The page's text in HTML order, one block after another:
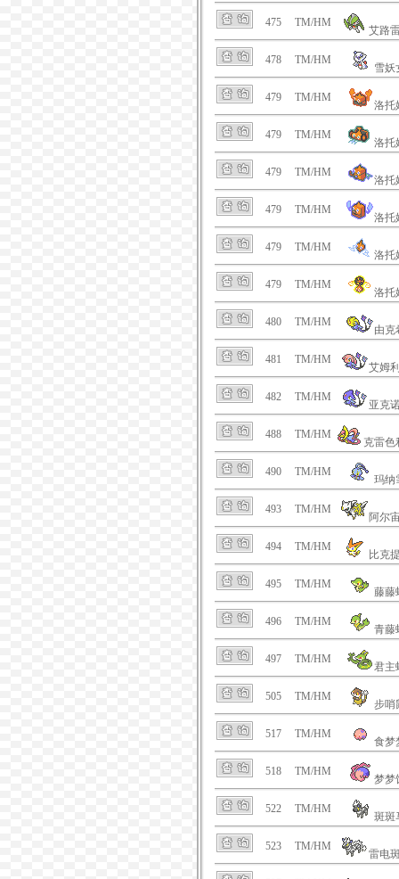
475 TM/HM
艾路
478 TM/HM
雪妖
479 TM/HM
洛托
479 TM/HM
洛托
479 TM/HM
洛托
479 TM/HM
洛托
479 TM/HM
洛托
479 TM/HM
洛托
480 TM/HM
由克
481 TM/HM
艾姆
482 TM/HM
亚克
488 TM/HM
克雷色
490 TM/HM
玛纳
493 TM/HM
阿尔
494 TM/HM
比克
495 TM/HM
藤藤
496 TM/HM
青藤
497 TM/HM
君主
505 TM/HM
步哨
517 TM/HM
食梦
518 TM/HM
梦梦
522 TM/HM
斑斑
523 TM/HM
雷电